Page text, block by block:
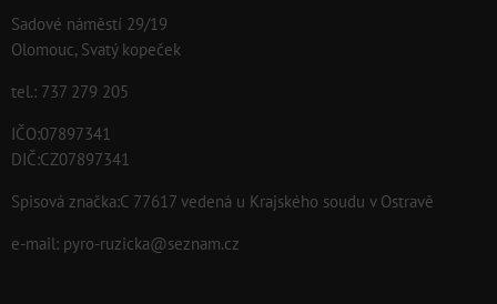
Sadové náměstí 29/19
Olomouc, Svatý kopeček
tel.: 737 279 205
IČO:07897341
DIČ:CZ07897341
Spisová značka:C 77617 vedená u Krajského soudu v Ostravě
e-mail: pyro-ruzicka@seznam.cz